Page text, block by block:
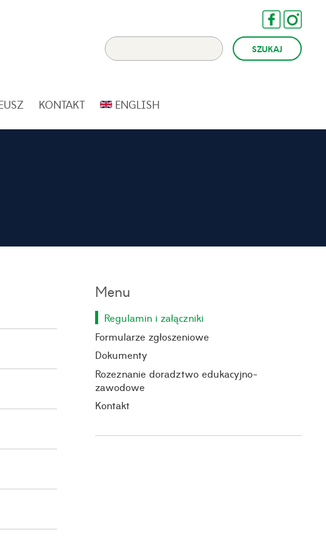
KONTAKT ENGLISH
Menu
Regulamin i załączniki
Formularze zgłoszeniowe
Dokumenty
Rozeznanie doradztwo edukacyjno-
zawodowe
Kontakt